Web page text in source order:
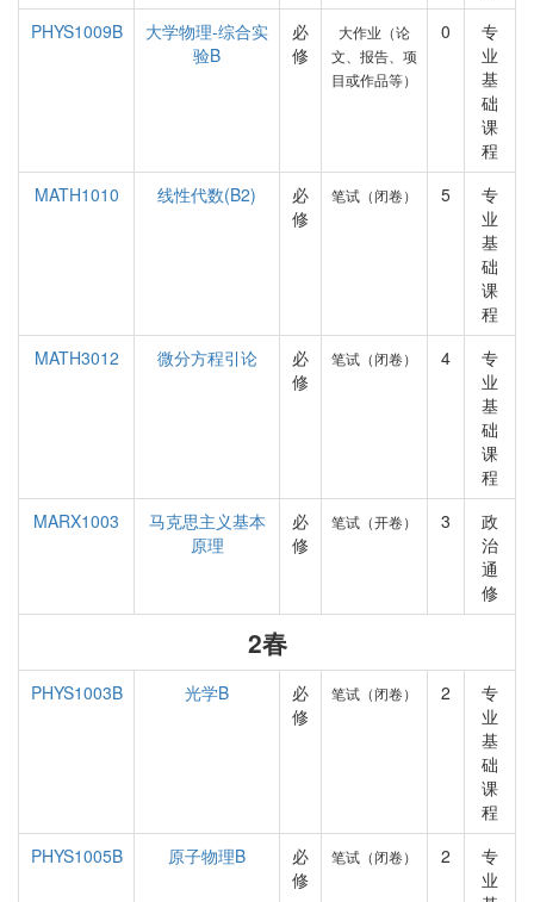
PHYS1009B
大学物理-综合实
验B
必
修
大作业（论
文、报告、项
目或作品等）
0
专
业
基
础
课
程
MATH1010
线性代数(B2)
必
修
笔试（闭卷） 5
专
业
基
础
课
程
MATH3012
微分方程引论
必
修
笔试（闭卷） 4
专
业
基
础
课
程
MARX1003
马克思主义基本
原理
必
修
笔试（开卷） 3
政
治
通
修
2春
PHYS1003B 光学B
必
修
笔试（闭卷） 2
专
业
基
础
课
程
PHYS1005B
原子物理B
必
修
笔试（闭卷） 2
专
业